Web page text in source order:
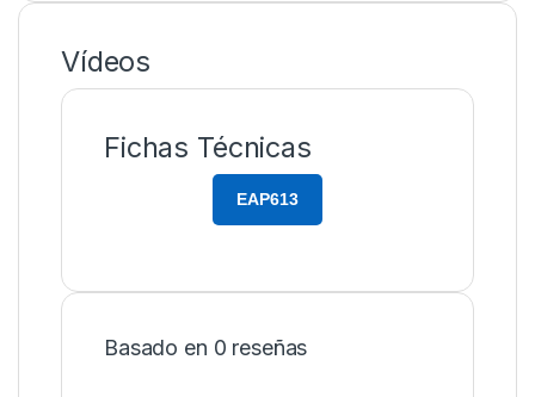
Vídeos
Fichas Técnicas
EAP613
Basado en 0 reseñas